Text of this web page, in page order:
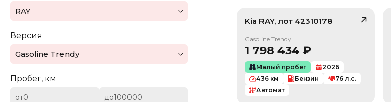
RAY
Версия
Gasoline Trendy
Пробег, км
от до
Kia RAY, лот 42310178
Gasoline Trendy
1 798 434 ₽
Малый пробег
2026
436 км Бензин 76 л.с.
Автомат